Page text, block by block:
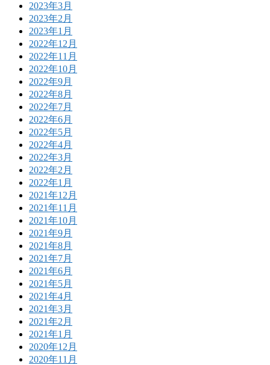
2023年3月
2023年2月
2023年1月
2022年12月
2022年11月
2022年10月
2022年9月
2022年8月
2022年7月
2022年6月
2022年5月
2022年4月
2022年3月
2022年2月
2022年1月
2021年12月
2021年11月
2021年10月
2021年9月
2021年8月
2021年7月
2021年6月
2021年5月
2021年4月
2021年3月
2021年2月
2021年1月
2020年12月
2020年11月